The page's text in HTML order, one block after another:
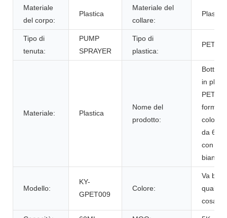
Materiale
del corpo:
Plastica
Materiale del
collare:
Plastica
Tipo di
tenuta:
PUMP
SPRAYER
Tipo di
plastica:
PET,
Materiale: Plastica
Nome del
prodotto:
Bottiglia
in
PET a
forma
colonna
da 60
con
bianco
Modello:
KY-
GPET009
Colore:
Va
cosa